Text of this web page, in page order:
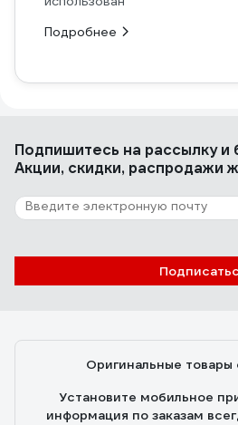
Подробнее
Подпишитесь на рассылкуи
Акции, скидки, распродажи
Оригинальные товары
Установите мобильное
информация по заказам